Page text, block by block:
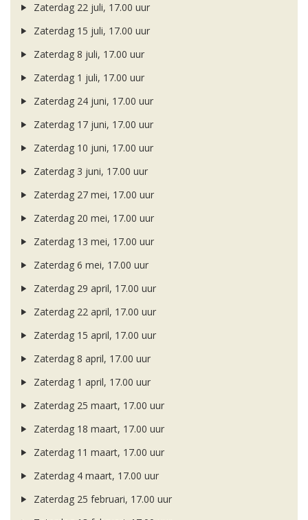
Zaterdag 22 juli, 17.00 uur
Zaterdag 15 juli, 17.00 uur
Zaterdag 8 juli, 17.00 uur
Zaterdag 1 juli, 17.00 uur
Zaterdag 24 juni, 17.00 uur
Zaterdag 17 juni, 17.00 uur
Zaterdag 10 juni, 17.00 uur
Zaterdag 3 juni, 17.00 uur
Zaterdag 27 mei, 17.00 uur
Zaterdag 20 mei, 17.00 uur
Zaterdag 13 mei, 17.00 uur
Zaterdag 6 mei, 17.00 uur
Zaterdag 29 april, 17.00 uur
Zaterdag 22 april, 17.00 uur
Zaterdag 15 april, 17.00 uur
Zaterdag 8 april, 17.00 uur
Zaterdag 1 april, 17.00 uur
Zaterdag 25 maart, 17.00 uur
Zaterdag 18 maart, 17.00 uur
Zaterdag 11 maart, 17.00 uur
Zaterdag 4 maart, 17.00 uur
Zaterdag 25 februari, 17.00 uur